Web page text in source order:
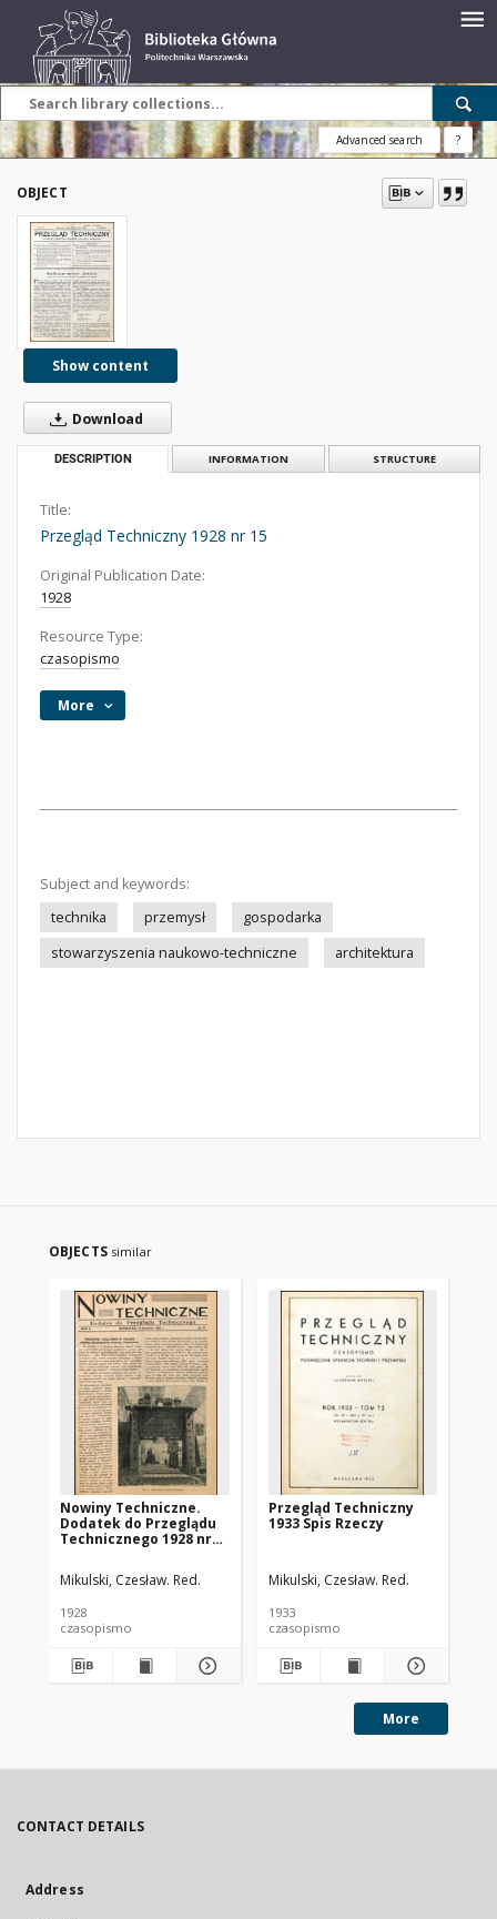
Advanced search ?
OBJECT
Show content
Download
DESCRIPTION INFORMATION STRUCTURE
Title:
Przegląd Techniczny 1928 nr 15
Original Publication Date:
1928
Resource Type:
czasopismo
More
Subject and keywords:
technika
przemysł
gospodarka
stowarzyszenia naukowo-techniczne
architektura
OBJECTS similar
Nowiny Techniczne.
Dodatek do Przeglądu
Technicznego 1928 nr
Mikulski, Czesław. Red.
1928
czasopismo
Przegląd Techniczny
1933 Spis Rzeczy
Mikulski, Czesław. Red.
1933
czasopismo
More
CONTACT DETAILS
Address